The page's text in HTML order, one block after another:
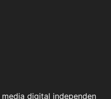
digital independen